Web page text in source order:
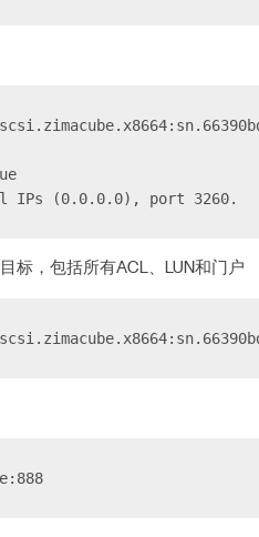
IPs (0.0.0.0), port 3260.
标，包括所有ACL、LUN和门户